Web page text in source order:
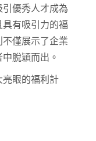
優秀人才成為
有吸引力的福
僅展示了企業
脫穎而出。
眼的福利計